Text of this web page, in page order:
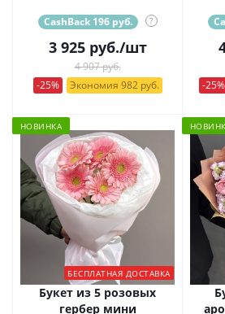
CashBack 196 руб. ?
3 925руб./шт
4 907 руб.
-25%
Экономия 982 руб.
-25%
НОВИНКА
БЕСПЛАТНАЯ ДОСТАВКА
Букет из 5 розовых
гербер мини